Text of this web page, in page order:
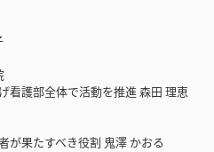
看護部全体で活動を推進 森田 理恵
が果たすべき役割 鬼澤 かおる